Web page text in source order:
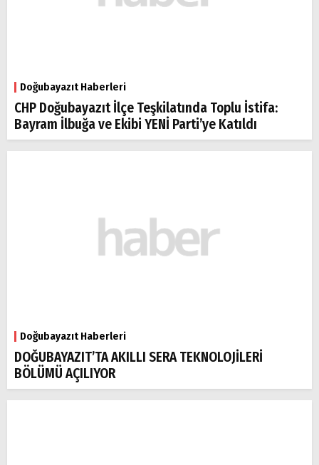
Doğubayazıt Haberleri
CHP Doğubayazıt İlçe Teşkilatında Toplu İstifa:
Bayram İlbuğa ve Ekibi YENİ Parti’ye Katıldı
Doğubayazıt Haberleri
DOĞUBAYAZIT’TA AKILLI SERA TEKNOLOJİLERİ
BÖLÜMÜ AÇILIYOR